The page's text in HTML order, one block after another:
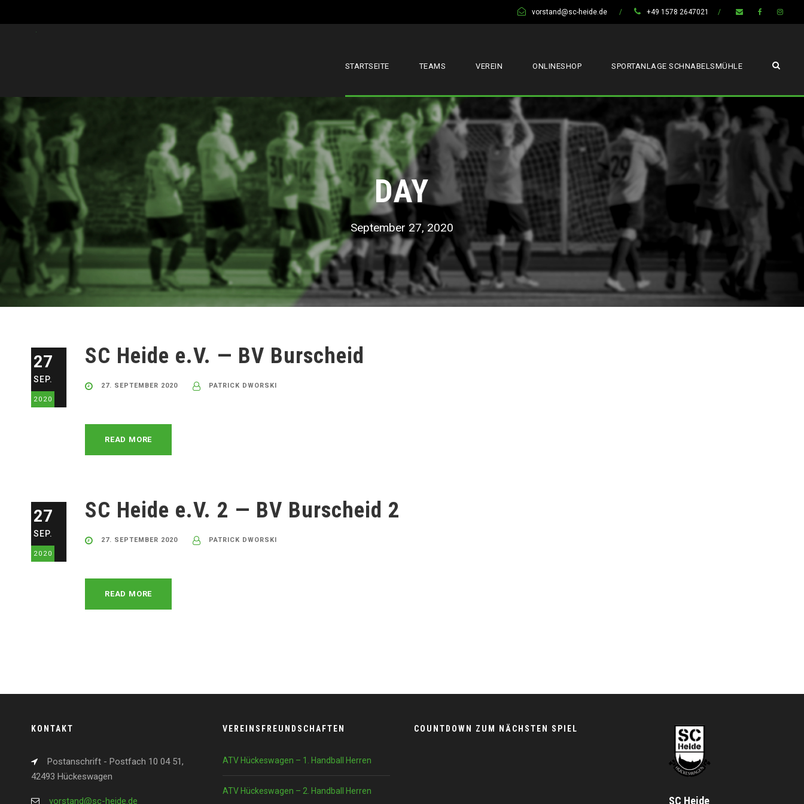
vorstand@sc-heide.de / +49 1578 2647021 /
STARTSEITE TEAMS VEREIN ONLINESHOP SPORTANLAGE SCHNABELSMÜHLE
DAY
September 27, 2020
27
SEP.
2020
SC Heide e.V. — BV Burscheid
27. SEPTEMBER 2020 PATRICK DWORSKI
READ MORE
27
SEP.
2020
SC Heide e.V. 2 — BV Burscheid 2
27. SEPTEMBER 2020 PATRICK DWORSKI
READ MORE
KONTAKT
Postanschrift - Postfach 10 04 51,
42493 Hückeswagen
vorstand@sc-heide.de
VEREINSFREUNDSCHAFTEN
ATV Hückeswagen – 1. Handball Herren
ATV Hückeswagen – 2. Handball Herren
COUNTDOWN ZUM NÄCHSTEN SPIEL
SC Heide